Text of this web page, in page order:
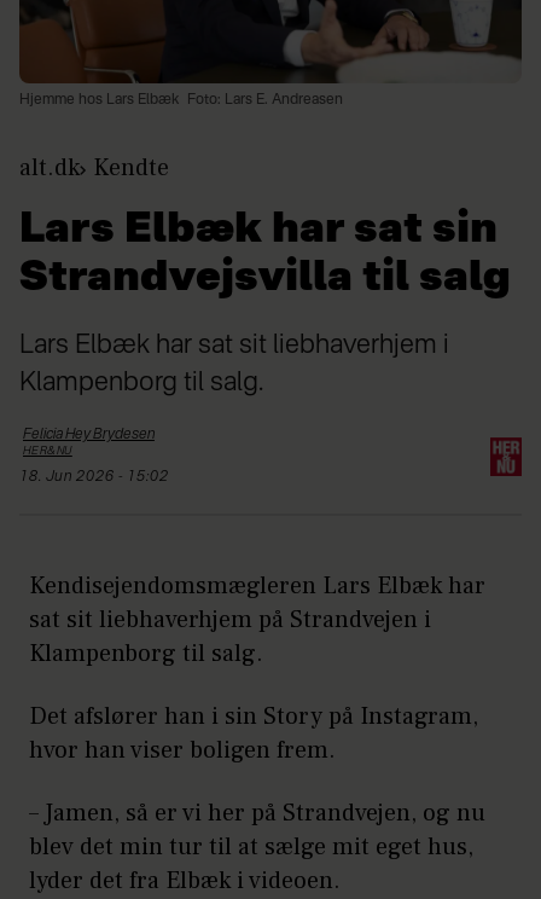
Hjemme hos Lars Elbæk Foto: Lars E. Andreasen
alt.dk Kendte
Lars Elbæk har sat sin
Strandvejsvilla til salg
Lars Elbæk har sat sit liebhaverhjem i
Klampenborg til salg.
Felicia HeyBrydesen
HER&NU
18. Jun 2026 - 15:02
Kendisejendomsmægleren Lars Elbæk har
sat sit liebhaverhjem på Strandvejen i
Klampenborg til salg.
Det afslører han i sin Story på Instagram,
hvor han viser boligen frem.
– Jamen, så er vi her på Strandvejen, og nu
blev det min tur til at sælge mit eget hus,
lyder det fra Elbæk i videoen.